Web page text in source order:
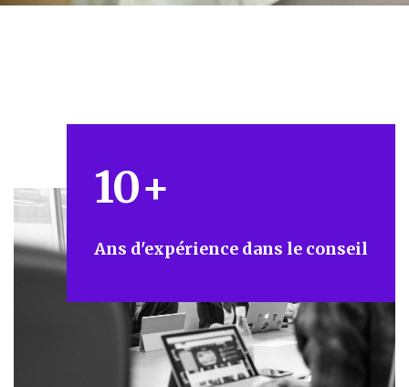
10+
Ans d'expérience dans le conseil